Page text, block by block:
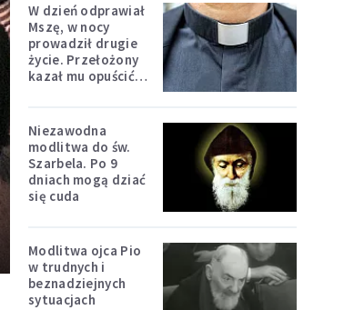
W dzień odprawiał
Mszę, w nocy
prowadził drugie
życie. Przełożony
kazał mu opuścić
Niezawodna
modlitwa do św.
Szarbela. Po 9
dniach mogą dziać
się cuda
Modlitwa ojca Pio
w trudnych i
beznadziejnych
sytuacjach